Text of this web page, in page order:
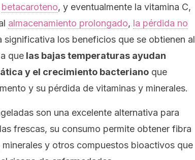
betacaroteno, y eventualmente la vitamina C,
almacenamiento prolongado, la pérdida no
significativa los beneficios que se obtienen al
que las bajas temperaturas ayudan
y el crecimiento bacteriano que
y su pérdida de vitaminas y minerales.
son una excelente alternativa para
frescas, su consumo permite obtener fibra
y otros compuestos bioactivos que